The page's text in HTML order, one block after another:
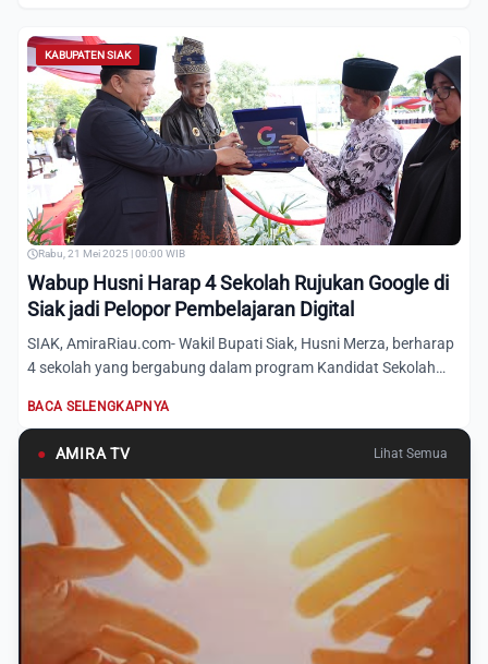
KABUPATEN SIAK
Rabu, 21 Mei 2025 | 00:00 WIB
Wabup Husni Harap 4 Sekolah Rujukan Google di
Siak jadi Pelopor Pembelajaran Digital
SIAK, AmiraRiau.com- Wakil Bupati Siak, Husni Merza, berharap
4 sekolah yang bergabung dalam program Kandidat Sekolah
BACA SELENGKAPNYA
● AMIRA TV Lihat Semua